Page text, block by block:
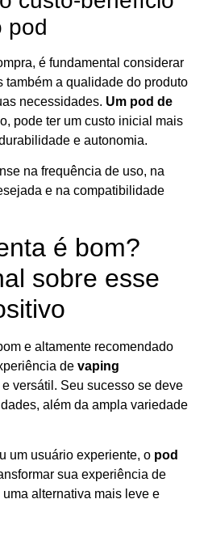
pod
é fundamental considerar
também a qualidade do produto
necessidades. Um pod de
pode ter um custo inicial mais
e autonomia.
na frequência de uso, na
e na compatibilidade
é bom?
sobre esse
e altamente recomendado
de vaping
versátil. Seu sucesso se deve
além da ampla variedade
um usuário experiente, o pod
sua experiência de
alternativa mais leve e